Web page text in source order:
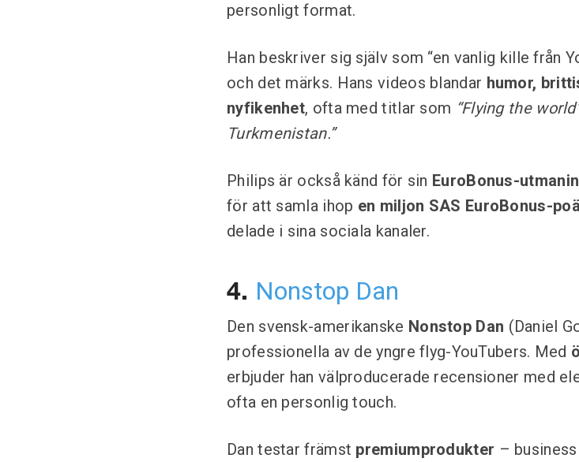
personligt format.
Han beskriver sig själv som “en vanlig kille från
och det märks. Hans videos blandar humor,
nyfikenhet, ofta med titlar som “Flying the
Turkmenistan.”
Philips är också känd för sin EuroBonus-
för att samla ihop en miljon SAS EuroBonus-
delade i sina sociala kanaler.
4. Nonstop Dan
Den svensk-amerikanske Nonstop Dan (Daniel
professionella av de yngre flyg-YouTubers. Med
erbjuder han välproducerade recensioner med
ofta en personlig touch.
Dan testar främst premiumprodukter –